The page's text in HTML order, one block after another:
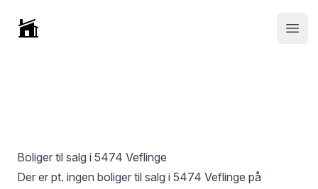
Selvmægler
Boliger til salg i 5474 Veflinge
Der er pt. ingen boliger til salg i 5474 Veflinge på